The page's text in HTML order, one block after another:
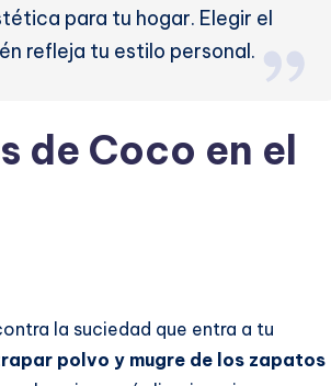
para tu hogar. Elegir el
refleja tu estilo personal.
de Coco en el
la suciedad que entra a tu
polvo y mugre de los zapatos